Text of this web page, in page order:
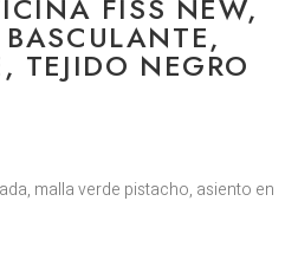
FISS NEW,
TEJIDO NEGRO
malla verde pistacho, asiento en